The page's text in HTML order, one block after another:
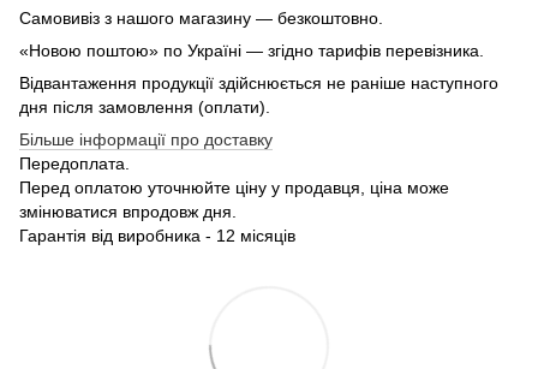
Самовивіз з нашого магазину — безкоштовно.
«Новою поштою» по Україні — згідно тарифів перевізника.
Відвантаження продукції здійснюється не раніше наступного
дня після замовлення (оплати).
Більше інформації про доставку
Передоплата.
Перед оплатою уточнюйте ціну у продавця, ціна може
змінюватися впродовж дня.
Гарантія від виробника - 12 місяців